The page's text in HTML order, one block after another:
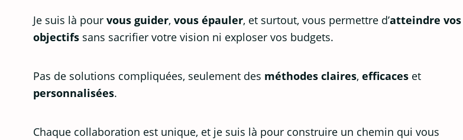
Je suis là pour vous guider, vous épauler, et surtout, vous permettre d’atteindre vos
objectifs sans sacrifier votre vision ni exploser vos budgets.
Pas de solutions compliquées, seulement des méthodes claires, efficaces et
personnalisées.
Chaque collaboration est unique, et je suis là pour construire un chemin qui vous